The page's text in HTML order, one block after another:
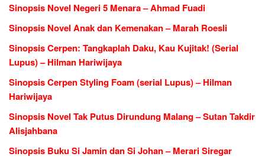
Sinopsis Novel Negeri 5 Menara – Ahmad Fuadi
Sinopsis Novel Anak dan Kemenakan – Marah Roesli
Sinopsis Cerpen: Tangkaplah Daku, Kau Kujitak! (Serial
Lupus) – Hilman Hariwijaya
Sinopsis Cerpen Styling Foam (serial Lupus) – Hilman
Hariwijaya
Sinopsis Novel Tak Putus Dirundung Malang – Sutan Takdir
Alisjahbana
Sinopsis Buku Si Jamin dan Si Johan – Merari Siregar